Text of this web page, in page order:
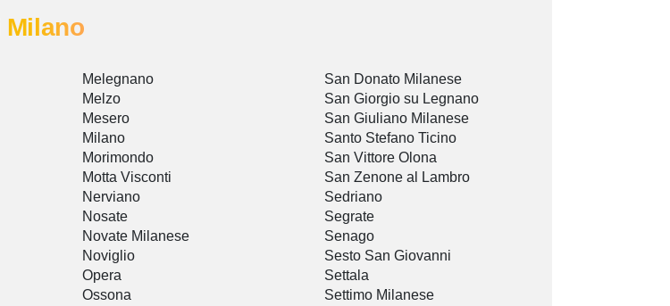
Milano
Melegnano
Melzo
Mesero
Milano
Morimondo
Motta Visconti
Nerviano
Nosate
Novate Milanese
Noviglio
Opera
Ossona
San Donato Milanese
San Giorgio su Legnano
San Giuliano Milanese
Santo Stefano Ticino
San Vittore Olona
San Zenone al Lambro
Sedriano
Segrate
Senago
Sesto San Giovanni
Settala
Settimo Milanese